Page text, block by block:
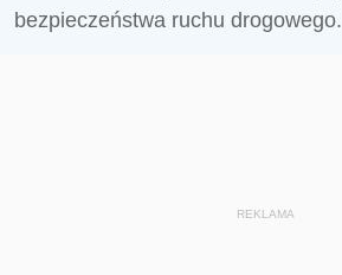
bezpieczeństwa ruchu drogowego.
REKLAMA